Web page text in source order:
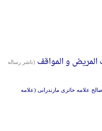
المریض و المواقف (ناشر رساله
علامه حائری مازندرانی (علامه